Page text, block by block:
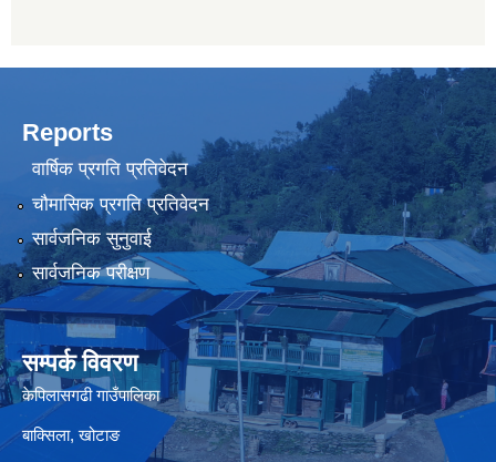
Reports
वार्षिक प्रगति प्रतिवेदन
चौमासिक प्रगति प्रतिवेदन
सार्वजनिक सुनुवाई
सार्वजनिक परीक्षण
सम्पर्क विवरण
केपिलासगढी गाउँपालिका
बाक्सिला, खोटाङ